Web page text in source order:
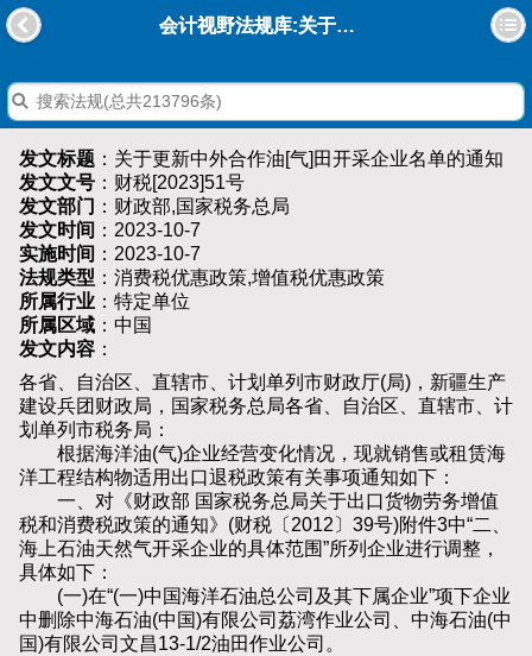
会计视野法规库:关于更新中外合作油[气]田开采企业名单的通知
发文标题 ：关于更新中外合作油[气]田开采企业名单的通知
发文文号 ：财税[2023]51号
发文部门 ：财政部,国家税务总局
发文时间 ：2023-10-7
实施时间 ：2023-10-7
法规类型 ：消费税优惠政策,增值税优惠政策
所属行业 ：特定单位
所属区域 ：中国
发文内容 ：
各省、自治区、直辖市、计划单列市财政厅(局)，新疆生产
建设兵团财政局，国家税务总局各省、自治区、直辖市、计
划单列市税务局：
根据海洋油(气)企业经营变化情况，现就销售或租赁海
洋工程结构物适用出口退税政策有关事项通知如下：
一、对《财政部 国家税务总局关于出口货物劳务增值
税和消费税政策的通知》(财税〔2012〕39号)附件3中“二、
海上石油天然气开采企业的具体范围”所列企业进行调整，
具体如下：
(一)在“(一)中国海洋石油总公司及其下属企业”项下企业
中删除中海石油(中国)有限公司荔湾作业公司、中海石油(中
国)有限公司文昌13-1/2油田作业公司。